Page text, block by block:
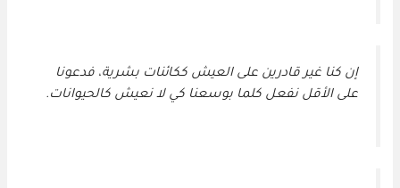
إن كنا غير قادرين على العيش ككائنات بشرية، فدعونا
على الأقل نفعل كلما بوسعنا كي لا نعيش كالحيوانات.